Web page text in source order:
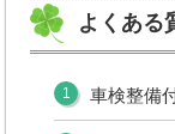
よくある
車検整備